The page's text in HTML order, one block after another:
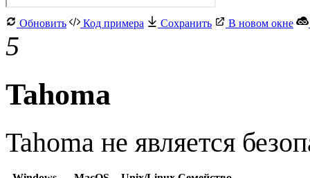
Обновить Код примера Сохранить В новом окне
5
Tahoma
Tahoma не является